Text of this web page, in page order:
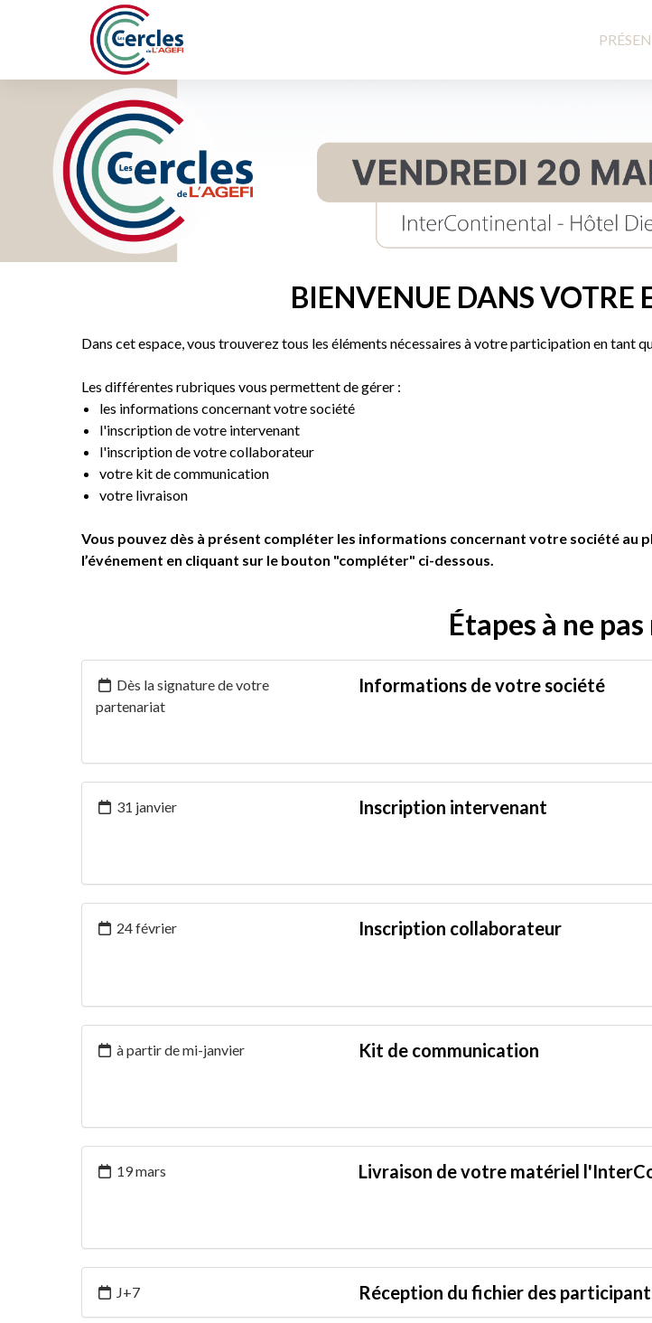
BIENVENUE DANS VOTRE
Dans cet espace, vous trouverez tous les éléments nécessaires à votre participation en tant
Les différentes rubriques vous permettent de gérer :
les informations concernant votre société
l'inscription de votre intervenant
l'inscription de votre collaborateur
votre kit de communication
votre livraison
Vous pouvez dès à présent compléter les informations concernant votre société au
l’événement en cliquant sur le bouton "compléter" ci-dessous.
Étapes à ne
Dès la signature de votre
partenariat
Informations de votre société
31 janvier Inscription intervenant
24 février Inscription collaborateur
à partir de mi-janvier Kit de communication
19 mars Livraison de votre matériel
J+7 Réception du fichier des